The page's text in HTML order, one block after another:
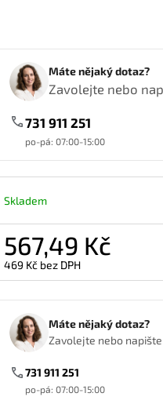
Máte nějaký dotaz?
Zavolejte nebo
731 911 251
po-pá: 07:00-15:00
Skladem
567,49 Kč
469 Kč bez DPH
Měrná
Máte nějaký dotaz?
Zavolejte nebo
731 911 251
po-pá: 07:00-15:00